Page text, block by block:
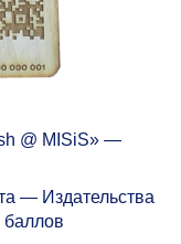
@ MISiS» —
— Издательства